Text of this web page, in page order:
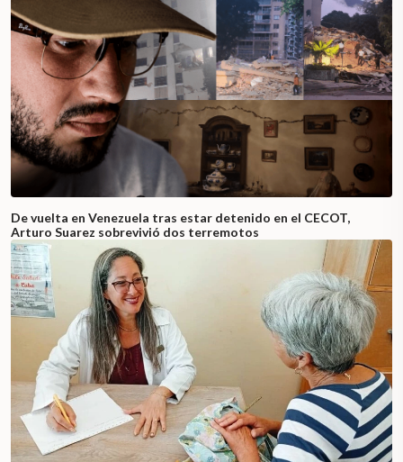
De vuelta en Venezuela tras estar detenido en el CECOT,
Arturo Suarez sobrevivió dos terremotos